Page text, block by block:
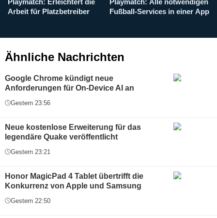
Playmatch: Erleichtert die
Arbeit für Platzbetreiber
Playmatch: Alle notwendigen
Fußball-Services in einer App
Ähnliche Nachrichten
Google Chrome kündigt neue
Anforderungen für On-Device AI an
Gestern 23:56
Neue kostenlose Erweiterung für das
legendäre Quake veröffentlicht
Gestern 23:21
Honor MagicPad 4 Tablet übertrifft die
Konkurrenz von Apple und Samsung
Gestern 22:50